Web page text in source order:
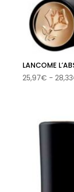
LANCOME
25,97€ - 28,33